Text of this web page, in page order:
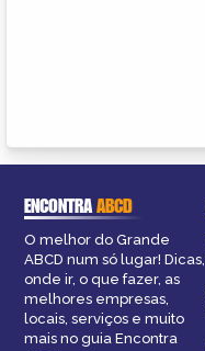
ENCONTRAABCD
O melhor do Grande
ABCD num só lugar! Dicas,
onde ir, o que fazer, as
melhores empresas,
locais, serviços e muito
mais no guia Encontra